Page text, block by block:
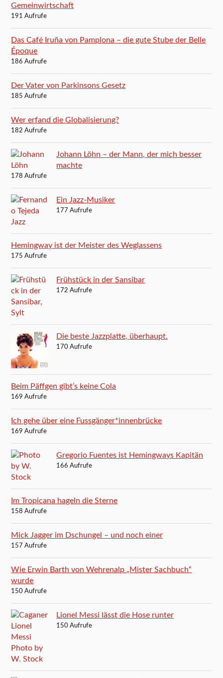
Gemeinwirtschaft
191 Aufrufe
Das Café Iruña von Pamplona – die gute Stube der Belle
Époque
186 Aufrufe
Der Vater von Parkinsons Gesetz
185 Aufrufe
Wer erfand die Globalisierung?
182 Aufrufe
Johann Löhn – der Mann, der mich besser
machte
178 Aufrufe
Ein Jazz-Musiker
177 Aufrufe
Hemingway ist der Meister des Weglassens
175 Aufrufe
Frühstück in der Sansibar
172 Aufrufe
Die beste Jazzplatte, überhaupt.
170 Aufrufe
Beim Päffgen gibt’s keine Cola
169 Aufrufe
Ich gehe über eine Fussgänger*innenbrücke
169 Aufrufe
Gregorio Fuentes ist Hemingways Kapitän
166 Aufrufe
Im Tropicana hageln die Sterne
158 Aufrufe
Mick Jagger im Dschungel – und noch einer
157 Aufrufe
Wie Erwin Barth von Wehrenalp „Mister Sachbuch“
wurde
150 Aufrufe
Lionel Messi lässt die Hose runter
150 Aufrufe